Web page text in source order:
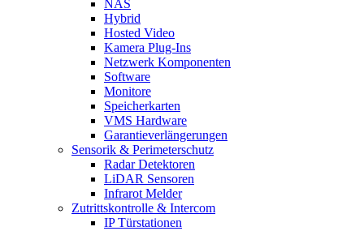
NAS
Hybrid
Hosted Video
Kamera Plug-Ins
Netzwerk Komponenten
Software
Monitore
Speicherkarten
VMS Hardware
Garantieverlängerungen
Sensorik & Perimeterschutz
Radar Detektoren
LiDAR Sensoren
Infrarot Melder
Zutrittskontrolle & Intercom
IP Türstationen